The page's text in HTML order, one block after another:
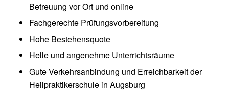
Betreuung vor Ort und online
Fachgerechte Prüfungsvorbereitung
Hohe Bestehensquote
Helle und angenehme Unterrichtsräume
Gute Verkehrsanbindung und Erreichbarkeit der
Heilpraktikerschule in Augsburg